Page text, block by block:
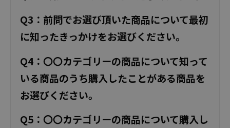
Q3：前問でお選び頂いた商品について最初
に知ったきっかけをお選びください。
Q4：〇〇カテゴリーの商品について知って
いる商品のうち購入したことがある商品を
お選びください。
Q5：〇〇カテゴリーの商品について購入し